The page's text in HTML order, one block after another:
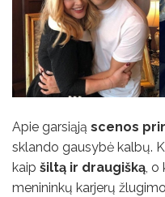
Apie garsiąją scenos
sklando gausybė kalbų.
kaip šiltą ir draugišką, o
menininkų karjerų